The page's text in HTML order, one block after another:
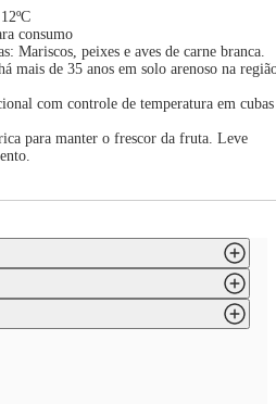
consumo
Mariscos, peixes e aves de carne branca.
mais de 35 anos em solo arenoso na
com controle de temperatura em cubas
para manter o frescor da fruta. Leve